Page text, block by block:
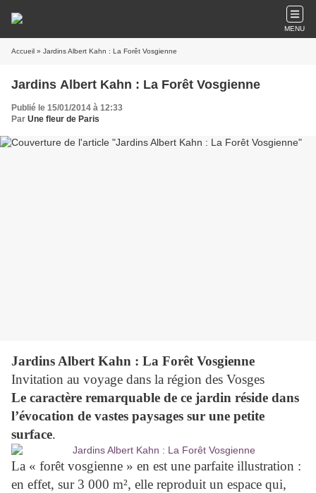
MENU
Accueil » Jardins Albert Kahn : La Forêt Vosgienne
Jardins Albert Kahn : La Forêt Vosgienne
Publié le 15/01/2014 à 12:33
Par Une fleur de Paris
Jardins Albert Kahn : La Forêt Vosgienne
Invitation au voyage dans la région des Vosges
Le caractère remarquable de ce jardin réside dans
l’évocation de vastes paysages sur une petite
surface.
La « forêt vosgienne » en est une parfaite illustration :
en effet, sur 3 000 m², elle reproduit un espace qui,